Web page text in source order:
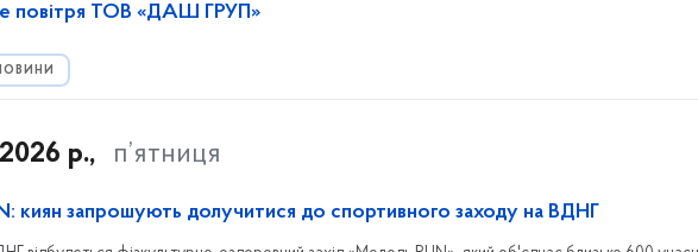
повітря ТОВ «ДАШ ГРУП»
р., п’ятниця
киян запрошують долучитися до спортивного заходу на ВДНГ